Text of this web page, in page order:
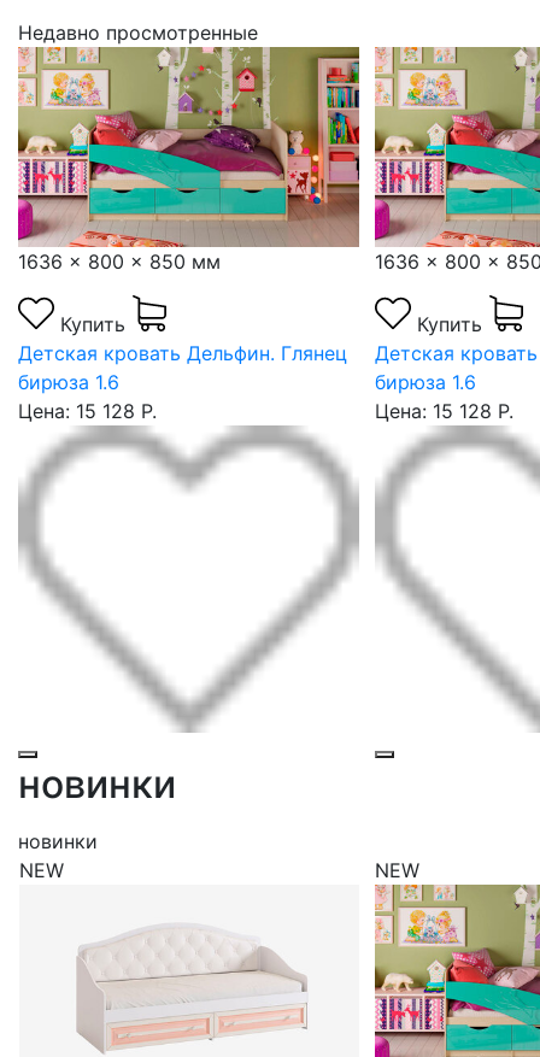
Недавно просмотренные
1636 x 800 x 850 мм
Купить
Детская кровать Дельфин. Глянец
бирюза 1.6
Цена: 15 128 Р.
1636 x 800 x
Купить
Детская
бирюза 1.6
Цена: 15 128 Р.
новинки
новинки
NEW
NEW